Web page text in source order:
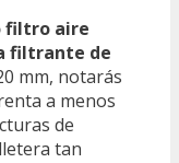
filtro aire
filtrante de
mm, notarás
a menos
de
tan